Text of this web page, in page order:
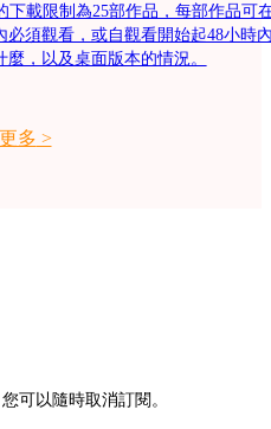
下載限制為25部作品，每部作品可
必須觀看，或自觀看開始起48小時
，以及桌面版本的情況。
多 >
可以隨時取消訂閱。